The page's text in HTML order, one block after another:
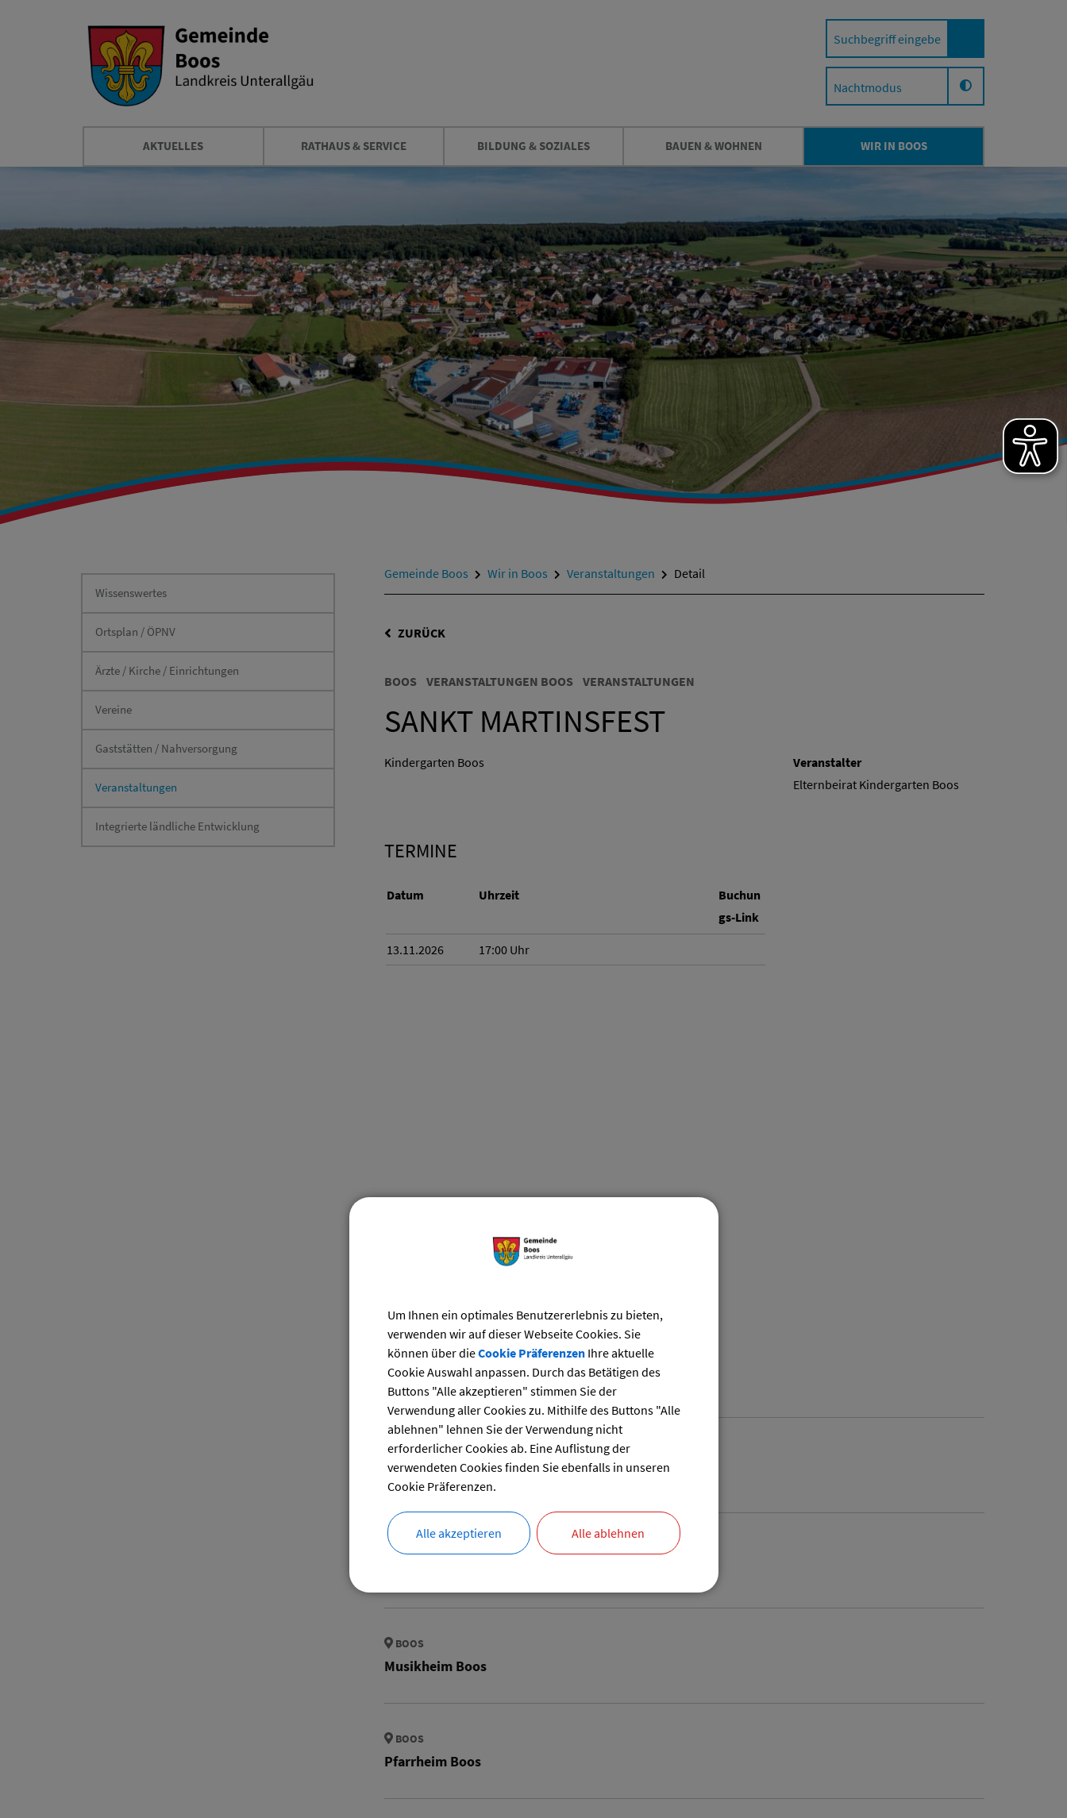
AKTUELLES RATHAUS & SERVICE BILDUNG & SOZIALES BAUEN & WOHNEN WIR IN BOOS
Nachtmodus
Wissenswertes
Ortsplan / ÖPNV
Ärzte / Kirche / Einrichtungen
Vereine
Gaststätten / Nahversorgung
Veranstaltungen
Integrierte ländliche Entwicklung
Gemeinde Boos Wir in Boos Veranstaltungen Detail
ZURÜCK
BOOS VERANSTALTUNGEN BOOS VERANSTALTUNGEN
SANKT MARTINSFEST
Kindergarten Boos
TERMINE
Datum Uhrzeit
Buchun
gs-Link
13.11.2026 17:00 Uhr
Veranstalter
Elternbeirat Kindergarten Boos
BOOS
Alte Schule Reichau
BOOS
Dorfgemeinschaftshaus Boos
BOOS
BOOS
Musikheim Boos
BOOS
Pfarrheim Boos
Um Ihnen ein optimales Benutzererlebnis zu bieten,
verwenden wir auf dieser Webseite Cookies. Sie
können über dieCookie PräferenzenIhre aktuelle
Cookie Auswahl anpassen. Durch das Betätigen des
Buttons "Alle akzeptieren" stimmen Sie der
Verwendung aller Cookies zu. Mithilfe des Buttons "Alle
ablehnen" lehnen Sie der Verwendung nicht
erforderlicher Cookies ab. Eine Auflistung der
verwendeten Cookies finden Sie ebenfalls in unseren
Cookie Präferenzen.
Alle akzeptieren Alle ablehnen